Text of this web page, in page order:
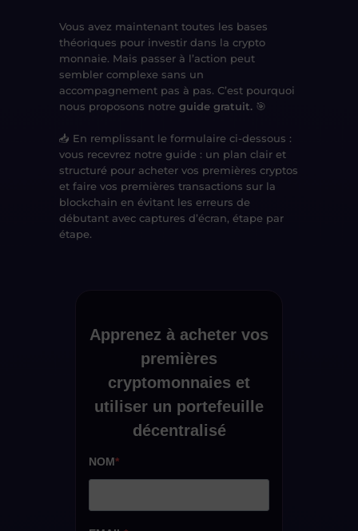
Vous avez maintenant toutes les bases
théoriques pour investir dans la crypto
monnaie. Mais passer à l’action peut
sembler complexe sans un
accompagnement pas à pas. C’est pourquoi
nous proposons notre guide gratuit. 🎯
📥 En remplissant le formulaire ci-dessous :
vous recevrez notre guide : un plan clair et
structuré pour acheter vos premières cryptos
et faire vos premières transactions sur la
blockchain en évitant les erreurs de
débutant avec captures d’écran, étape par
étape.